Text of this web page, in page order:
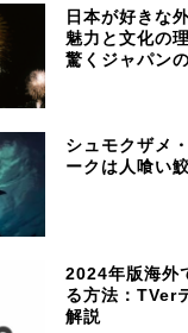
日本が好きな
魅力と文化の
驚くジャパン
シュモクザメ
ークは人喰い
2024年版海外
る方法：TVer
解説